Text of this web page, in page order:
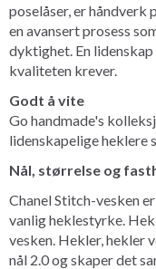
poselåser, er håndverk
en avansert prosess
dyktighet. En
kvaliteten krever.
Godt å vite
Go handmade's
lidenskapelige heklere
Nål, størrelse og
Chanel Stitch-vesken
vanlig heklestyrke.
vesken. Hekler, hekler
nål 2.0 og skaper det